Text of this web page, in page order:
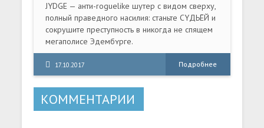
JYDGE — анти-roguelike шутер с видом сверху,
полный праведного насилия: станьте СYДЬЁЙ и
сокрушите преступность в никогда не спящем
мегаполисе Эдембʏрге.
17.10.2017 Подробнее
КОММЕНТАРИИ